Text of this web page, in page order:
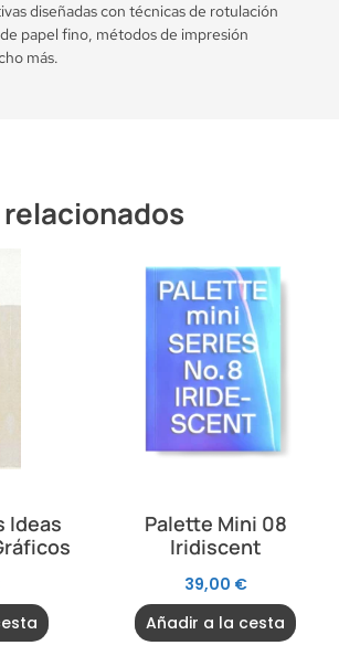
diseñadas con técnicas de rotulación
papel fino, métodos de impresión
más.
Ideas
Palette Mini 08
Iridiscent
39,00 €
Añadir a la cesta